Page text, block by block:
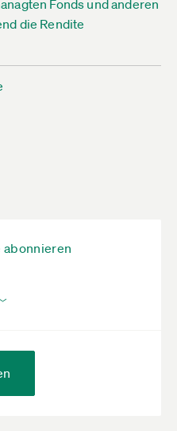
Fonds und anderen
die Rendite
abonnieren